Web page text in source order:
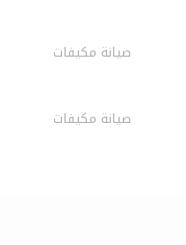
صيانة مكيفات
صيانة مكيفات